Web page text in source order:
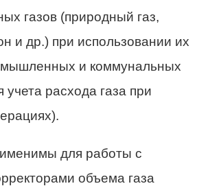
газов (природный газ,
и др.) при использовании их
и коммунальных
учета расхода газа при
для работы с
объема газа